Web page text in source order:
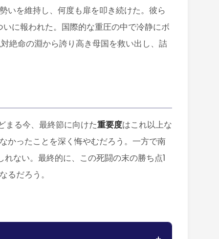
いを維持し、何度も扉を叩き続けた。彼ら
に報われた。国際的な重圧の中で冷静にボ
絶命の淵から誇り高き母国を救い出し、詰
まる今、最終節に向けた重要度はこれ以上な
かったことを深く悔やむだろう。一方で南
ない。最終的に、この死闘の末の勝ち点1
るだろう。